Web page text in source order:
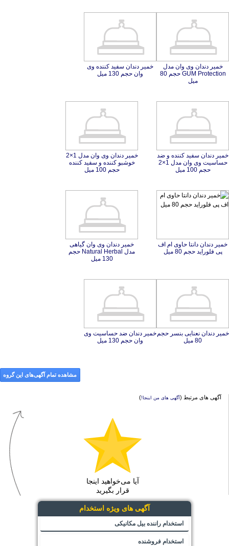
خمیر دندان وی وان مدل
GUM Protection حجم 80
میل
خمیر دندان سفید کننده وی
وان حجم 130 میل
خمیر دندان سفید کننده و ضد
حساسیت وی وان مدل 1×2
حجم 100 میل
خمیر دندان وی وان مدل 1×2
خوشبو کننده و سفید کننده
حجم 100 میل
خمیر دندان دانتا حاوی ام اف
پی فلوراید حجم 80 میل
خمیر دندان وی وان گیاهی
مدل Natural Herbal حجم
130 میل
خمیر دندان نعنایی بنسر حجم
80 میل
خمیر دندان ضد حساسیت وی
وان حجم 130 میل
مشاهده تمام آگهی‌های این گروه
آگهی های مرتبط (آگهی های من اینجا!)
آیا می‌خواهید اینجا
قرار بگیرید
آگهی های ویژه استخدام
استخدام راننده بیل مکانیکی
استخدام فروشنده